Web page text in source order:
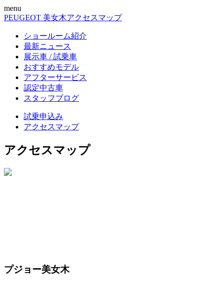
menu
PEUGEOT 美女木アクセスマップ
ショールーム紹介
最新ニュース
展示車 / 試乗車
おすすめモデル
アフターサービス
認定中古車
スタッフブログ
試乗申込み
アクセスマップ
アクセスマップ
プジョー美女木